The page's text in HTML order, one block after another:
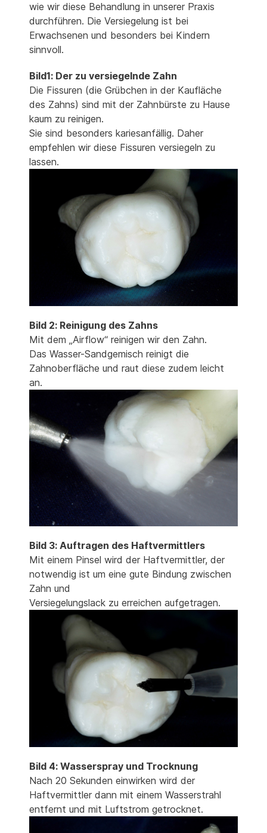
wie wir diese Behandlung in unserer Praxis
durchführen. Die Versiegelung ist bei
Erwachsenen und besonders bei Kindern
sinnvoll.
Bild1: Der zu versiegelnde Zahn
Die Fissuren (die Grübchen in der Kaufläche
des Zahns) sind mit der Zahnbürste zu Hause
kaum zu reinigen.
Sie sind besonders kariesanfällig. Daher
empfehlen wir diese Fissuren versiegeln zu
lassen.
Bild 2: Reinigung des Zahns
Mit dem „Airflow“ reinigen wir den Zahn.
Das Wasser-Sandgemisch reinigt die
Zahnoberfläche und raut diese zudem leicht
an.
Bild 3: Auftragen des Haftvermittlers
Mit einem Pinsel wird der Haftvermittler, der
notwendig ist um eine gute Bindung zwischen
Zahn und
Versiegelungslack zu erreichen aufgetragen.
Bild 4: Wasserspray und Trocknung
Nach 20 Sekunden einwirken wird der
Haftvermittler dann mit einem Wasserstrahl
entfernt und mit Luftstrom getrocknet.